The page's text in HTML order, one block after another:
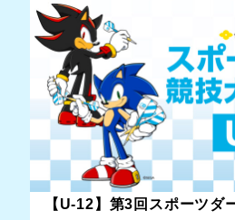
【U-12】第3回スポーツダ